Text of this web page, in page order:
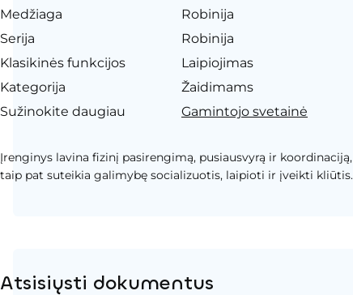
Medžiaga
Robinija
Serija
Robinija
Klasikinės funkcijos
Laipiojimas
Kategorija
Žaidimams
Sužinokite daugiau
Gamintojo svetainė
Įrenginys lavina fizinį pasirengimą, pusiausvyrą ir koordinaciją,
taip pat suteikia galimybę socializuotis, laipioti ir įveikti kliūtis.
Atsisiųsti dokumentus